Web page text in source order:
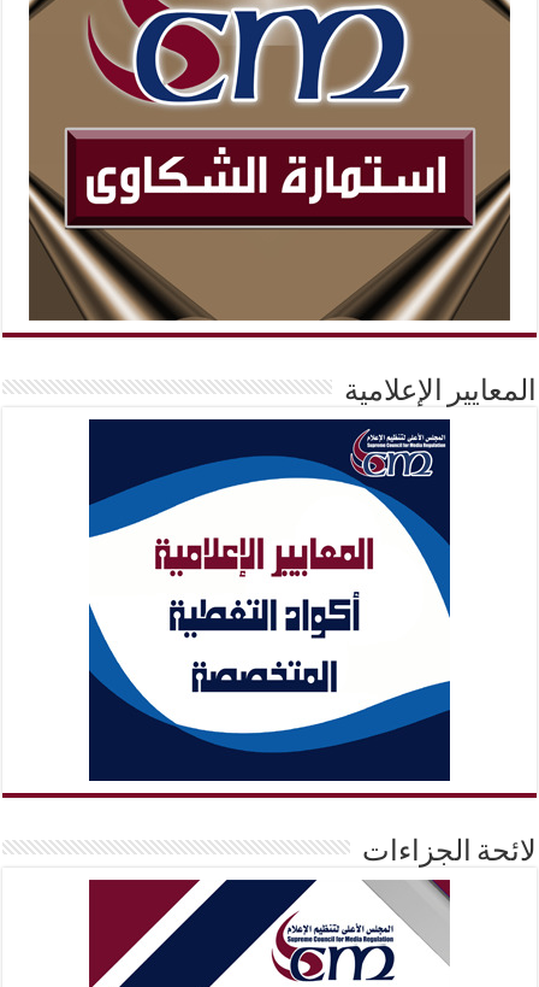
المعايير الإعلامية
لائحة الجزاءات